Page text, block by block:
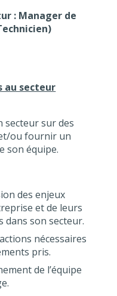
: Manager de
au secteur
secteur sur des
ou fournir un
son équipe.
des enjeux
et de leurs
dans son secteur.
nécessaires
pris.
de l’équipe